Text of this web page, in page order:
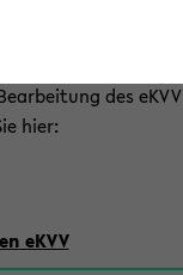
des
hier:
eKVV